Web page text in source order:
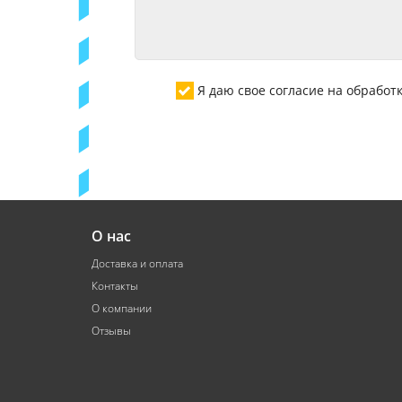
Я даю свое согласие на
О нас
Доставка и оплата
Контакты
О компании
Отзывы